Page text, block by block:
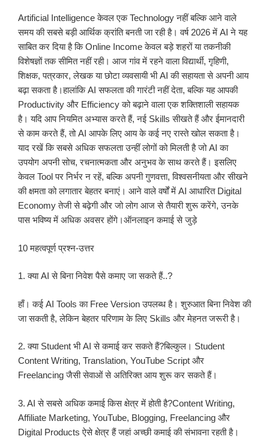
Artificial Intelligence केवल एक Technology नहीं बल्कि आने वाले
समय की सबसे बड़ी आर्थिक क्रांति बनती जा रही है। वर्ष 2026 में AI ने यह
साबित कर दिया है कि Online Income केवल बड़े शहरों या तकनीकी
विशेषज्ञों तक सीमित नहीं रही। आज गांव में रहने वाला विद्यार्थी, गृहिणी,
शिक्षक, पत्रकार, लेखक या छोटा व्यवसायी भी AI की सहायता से अपनी आय
बढ़ा सकता है।हालांकि AI सफलता की गारंटी नहीं देता, बल्कि यह आपकी
Productivity और Efficiency को बढ़ाने वाला एक शक्तिशाली सहायक
है। यदि आप नियमित अभ्यास करते हैं, नई Skills सीखते हैं और ईमानदारी
से काम करते हैं, तो AI आपके लिए आय के कई नए रास्ते खोल सकता है।
याद रखें कि सबसे अधिक सफलता उन्हीं लोगों को मिलती है जो AI का
उपयोग अपनी सोच, रचनात्मकता और अनुभव के साथ करते हैं। इसलिए
केवल Tool पर निर्भर न रहें, बल्कि अपनी गुणवत्ता, विश्वसनीयता और सीखने
की क्षमता को लगातार बेहतर बनाएं। आने वाले वर्षों में AI आधारित Digital
Economy तेजी से बढ़ेगी और जो लोग आज से तैयारी शुरू करेंगे, उनके
पास भविष्य में अधिक अवसर होंगे।ऑनलाइन कमाई से जुड़े
10 महत्वपूर्ण प्रश्न-उत्तर
1. क्या AI से बिना निवेश पैसे कमाए जा सकते हैं..?
हाँ। कई AI Tools का Free Version उपलब्ध है। शुरुआत बिना निवेश की
जा सकती है, लेकिन बेहतर परिणाम के लिए Skills और मेहनत जरूरी है।
2. क्या Student भी AI से कमाई कर सकते हैं?बिल्कुल। Student
Content Writing, Translation, YouTube Script और
Freelancing जैसी सेवाओं से अतिरिक्त आय शुरू कर सकते हैं।
3. AI से सबसे अधिक कमाई किस क्षेत्र में होती है?Content Writing,
Affiliate Marketing, YouTube, Blogging, Freelancing और
Digital Products ऐसे क्षेत्र हैं जहां अच्छी कमाई की संभावना रहती है।